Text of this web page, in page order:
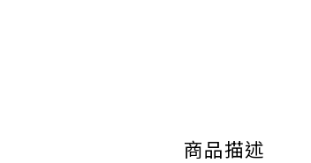
商品描述